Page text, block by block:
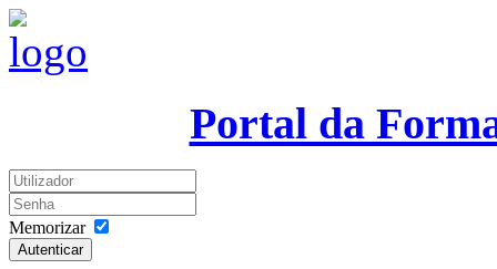
Portal da
Memorizar
Autenticar